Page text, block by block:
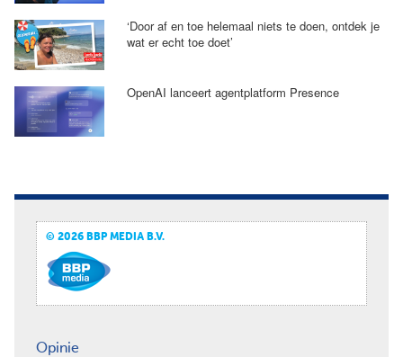
‘Door af en toe helemaal niets te doen, ontdek je
wat er echt toe doet’
OpenAI lanceert agentplatform Presence
© 2026 BBP MEDIA B.V.
Opinie